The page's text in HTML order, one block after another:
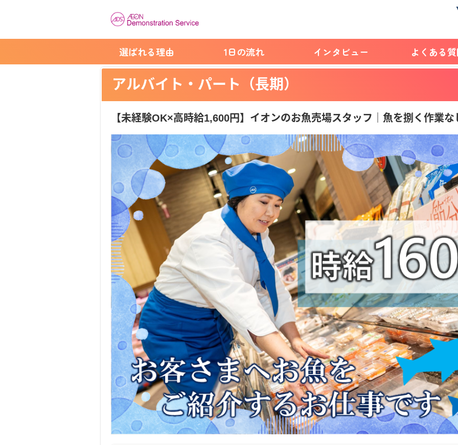
選ばれる理由 1日の流れ インタビュー よくある
アルバイト・パート（長期）
【未経験OK×高時給1,600円】イオンのお魚売場スタッフ｜魚を捌く作業な